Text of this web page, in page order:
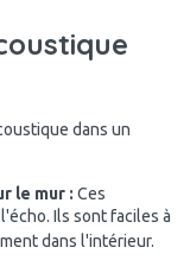
dans un
le mur : Ces
Ils sont faciles à
dans l'intérieur.